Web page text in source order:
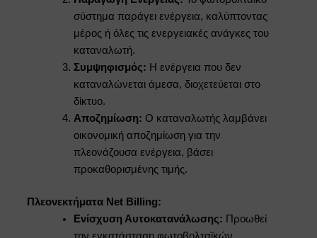
σύστημα παράγει ενέργεια, καλύπτοντας
μέρος ή όλες τις ενεργειακές ανάγκες του
καταναλωτή.
Συμψηφισμός: Η ενέργεια που δεν
καταναλώνεται άμεσα, διοχετεύεται στο
δίκτυο.
Αποζημίωση: Ο καταναλωτής λαμβάνει
οικονομική αποζημίωση για την
πλεονάζουσα ενέργεια, βάσει
προκαθορισμένης τιμής.
Πλεονεκτήματα Net Billing:
Ενίσχυση Αυτοκατανάλωσης: Προωθεί